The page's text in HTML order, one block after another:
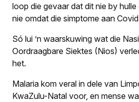
loop die gevaar dat dit nie by
nie omdat die simptome aan
Só lui ’n waarskuwing wat die
Oordraagbare Siektes (Nios)
het.
Malaria kom veral in dele van
KwaZulu-Natal voor, en mense